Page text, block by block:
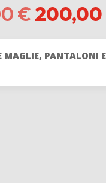
€ Il
prezzo
era:
260,00 €.
200,00
MAGLIE, PANTALONI E